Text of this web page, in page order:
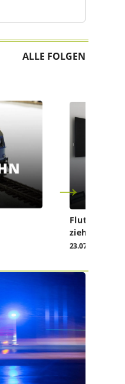
ALLE FOLGEN
ziehen vor
23.07.2026